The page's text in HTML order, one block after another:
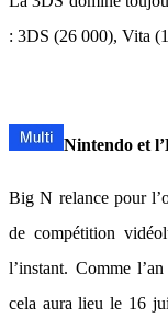
: 3DS (26 000), Vita
Nintendo et
Big N relance pour
de compétition
l’instant. Comme
cela aura lieu le 16